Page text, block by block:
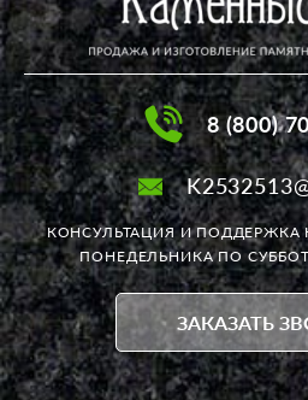
8 (800)
КОНСУЛЬТАЦИЯ И ПОДДЕРЖКА
ПОНЕДЕЛЬНИКА ПО
ЗАКАЗАТЬ